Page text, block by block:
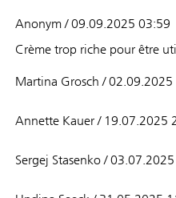
Anonym / 09.09.2025 03:59
Crème trop riche pour être
Martina Grosch / 02.09.2025
Annette Kauer / 19.07.2025
Sergej Stasenko /